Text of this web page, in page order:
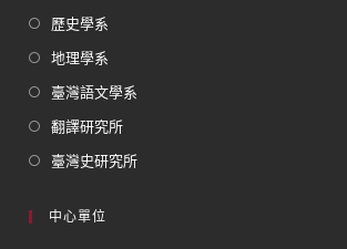
歷史學系
地理學系
臺灣語文學系
翻譯研究所
臺灣史研究所
中心單位